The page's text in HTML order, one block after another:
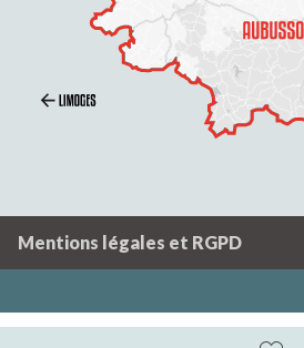
Mentions légales et RGPD